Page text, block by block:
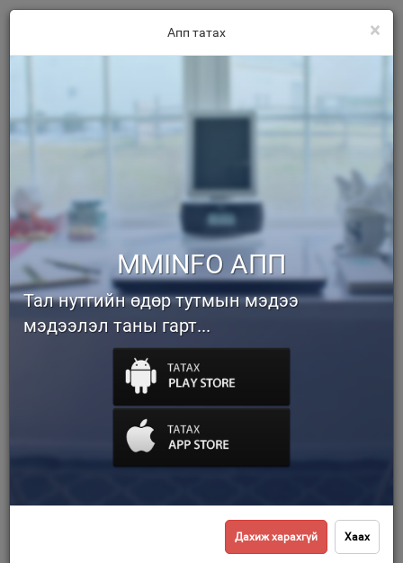
×
Апп татах
MMINFO АПП
Тал нутгийн өдөр тутмын мэдээ
мэдээлэл таны гарт...
Дахиж харахгүй Хаах